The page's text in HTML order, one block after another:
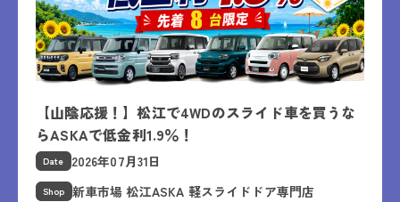
【山陰応援！】松江で4WDのスライド車を買うな
らASKAで低金利1.9％！
Date 2026年07月31日
Shop 新車市場 松江ASKA 軽スライドドア専門店